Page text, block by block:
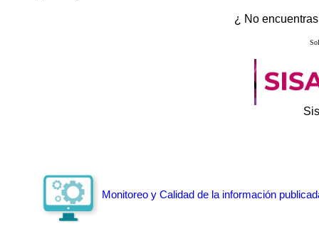
¿ No
Monitoreo y Calidad de la información